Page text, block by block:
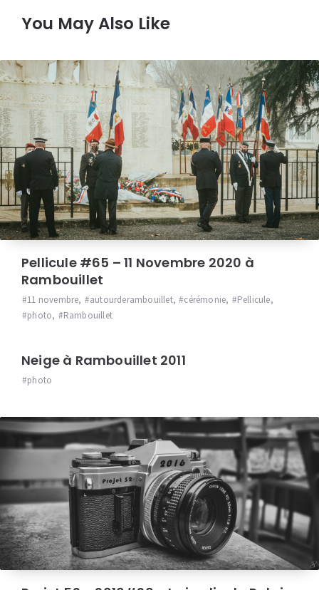
You May Also Like
Pellicule #65 – 11 Novembre 2020 à
Rambouillet
11 novembre, autourderambouillet, cérémonie, Pellicule,
photo, Rambouillet
Neige à Rambouillet 2011
photo